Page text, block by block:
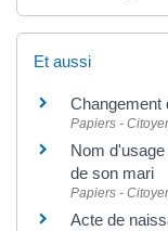
Et aussi
Changement
Papiers -
Nom
de son mari
Papiers -
Acte de